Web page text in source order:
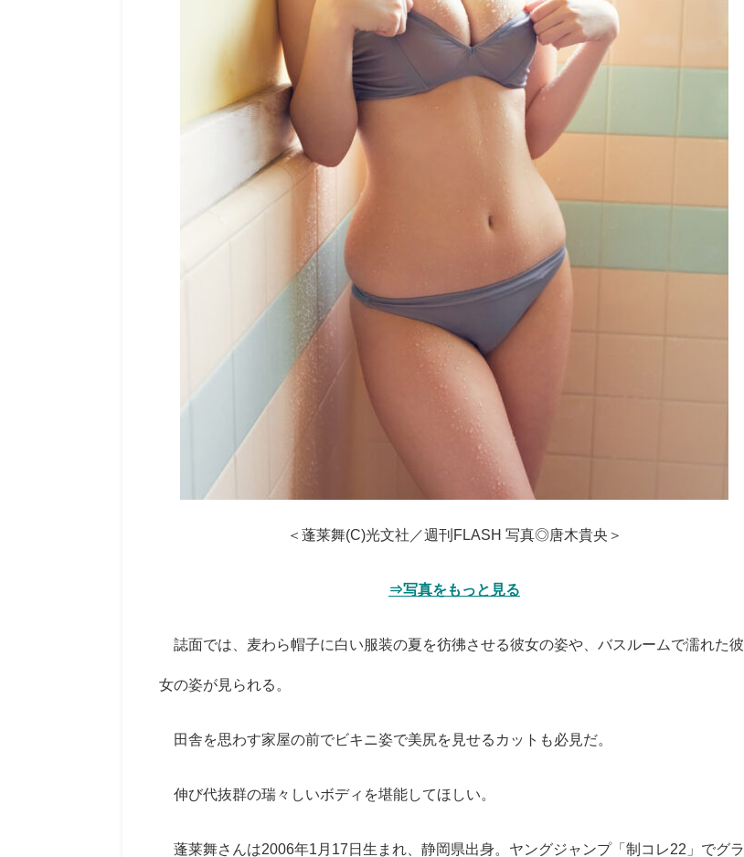
＜蓬莱舞(C)光文社／週刊FLASH 写真◎唐木貴央＞
⇒写真をもっと見る
誌面では、麦わら帽子に白い服装の夏を彷彿させる彼女の姿や、バスルームで濡れた彼
女の姿が見られる。
田舎を思わす家屋の前でビキニ姿で美尻を見せるカットも必見だ。
伸び代抜群の瑞々しいボディを堪能してほしい。
蓬莱舞さんは2006年1月17日生まれ、静岡県出身。ヤングジャンプ「制コレ22」でグラ